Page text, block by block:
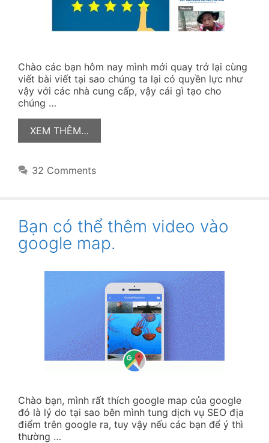
Chào các bạn hôm nay mình mới quay trở lại cùng
viết bài viết tại sao chúng ta lại có quyền lực như
vậy với các nhà cung cấp, vậy cái gì tạo cho
chúng …
XEM THÊM…
32 Comments
Bạn có thể thêm video vào
google map.
Chào bạn, mình rất thích google map của google
đó là lý do tại sao bên mình tung dịch vụ SEO địa
điểm trên google ra, tuy vậy nếu các bạn để ý thì
thường …